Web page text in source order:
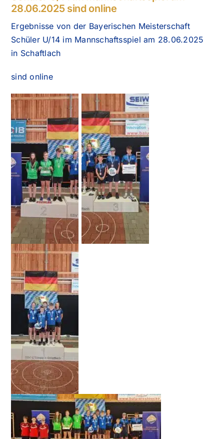
28.06.2025 sind online
Ergebnisse von der Bayerischen Meisterschaft
Schüler U/14 im Mannschaftsspiel am 28.06.2025
in Schaftlach
sind online